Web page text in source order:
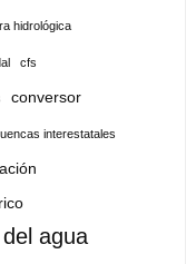
hidrológica
cfs
conversor
interestatales
agua